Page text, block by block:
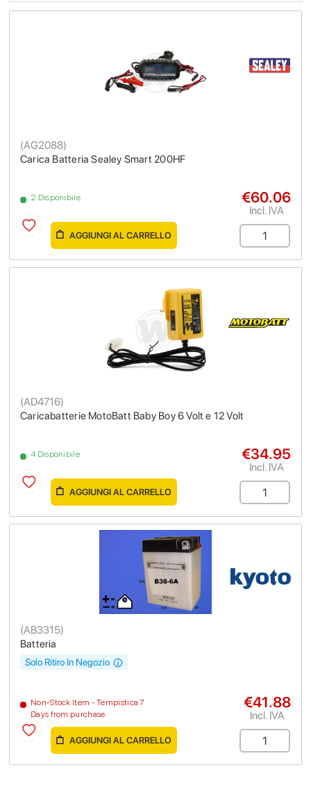
Carica Batteria Sealey Smart 200HF
(AG2088)
2 Disponibile €60.06
Incl. IVA
AGGIUNGI AL CARRELLO
Caricabatterie MotoBatt Baby Boy 6 Volt e 12 Volt
(AD4716)
4 Disponibile €34.95
Incl. IVA
AGGIUNGI AL CARRELLO
Batteria
(AB3315)
Non-Stock Item - Tempistica 7
Days from purchase
Solo Ritiro In Negozio
€41.88
Incl. IVA
AGGIUNGI AL CARRELLO